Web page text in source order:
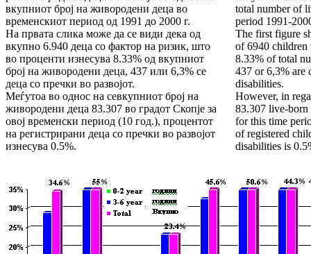
вкупниот број на живородени деца во
временскиот период од 1991 до 2000 г.
На првата слика може да се види дека од
вкупно 6.940 деца со фактор на ризик, што
во проценти изнесува 8.33% од вкупниот
број на живородени деца, 437 или 6,3% се
деца со пречки во развојот.
Меѓутоа во однос на севкупниот број на
живородени деца 83.307 во градот Скопје за
овој временски период (10 год.), процентот
на регистрирани деца со пречки во развојот
изнесува 0.5%.
total number of
period 1991-
The first figure
of 6940
8.33% of total
437 or 6,3% are
disabilities.
However, in
83.307 live-
for this time
of registered
disabilities is